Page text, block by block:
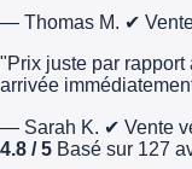
— Thomas M. ✔
"Prix juste par
arrivée
— Sarah K. ✔ Vente
4.8 / 5 Basé sur 127